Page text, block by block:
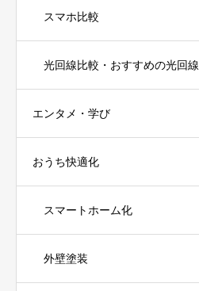
スマホ比較
光回線比較・おすすめの光回線
エンタメ・学び
おうち快適化
スマートホーム化
外壁塗装